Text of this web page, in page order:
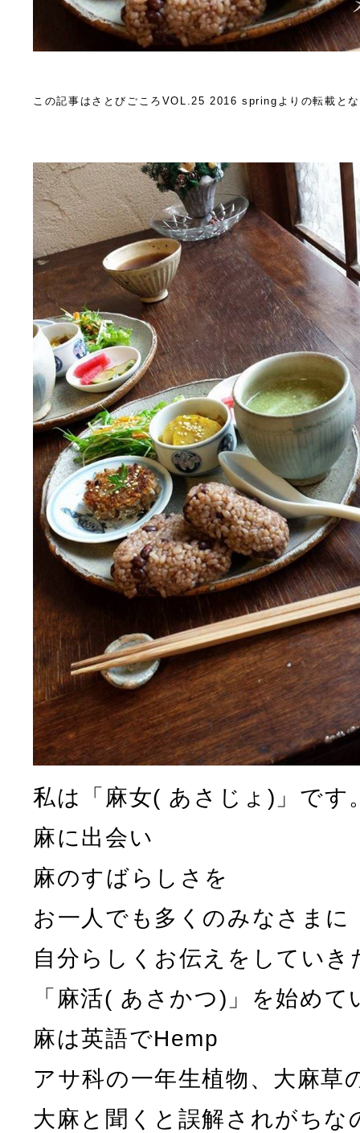
この記事はさとびごころVOL.25 2016 springよりの転載と
私は「麻女( あさじょ)」です
麻に出会い
麻のすばらしさを
お一人でも多くのみなさまに
自分らしくお伝えをしてい
「麻活( あさかつ)」を始めて
麻は英語でHemp
アサ科の一年生植物、大麻草
大麻と聞くと誤解されがちな